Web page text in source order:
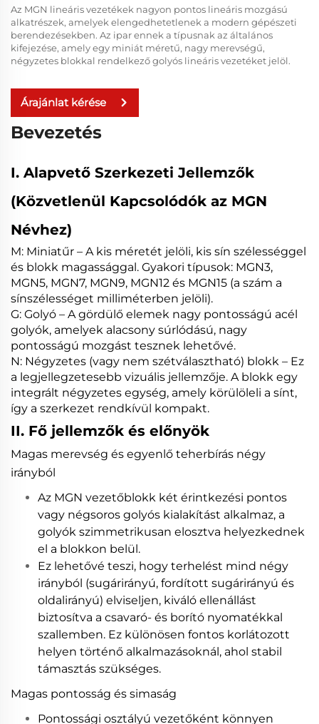
Az MGN lineáris vezetékek nagyon pontos lineáris mozgású
alkatrészek, amelyek elengedhetetlenek a modern gépészeti
berendezésekben. Az ipar ennek a típusnak az általános
kifejezése, amely egy miniát méretű, nagy merevségű,
négyzetes blokkal rendelkező golyós lineáris vezetéket jelöl.
Árajánlat kérése
Bevezetés
I. Alapvető Szerkezeti Jellemzők
(Közvetlenül Kapcsolódók az MGN
Névhez)
M: Miniatűr – A kis méretét jelöli, kis sín szélességgel
és blokk magassággal. Gyakori típusok: MGN3,
MGN5, MGN7, MGN9, MGN12 és MGN15 (a szám a
sínszélességet milliméterben jelöli).
G: Golyó – A gördülő elemek nagy pontosságú acél
golyók, amelyek alacsony súrlódású, nagy
pontosságú mozgást tesznek lehetővé.
N: Négyzetes (vagy nem szétválasztható) blokk – Ez
a legjellegzetesebb vizuális jellemzője. A blokk egy
integrált négyzetes egység, amely körülöleli a sínt,
így a szerkezet rendkívül kompakt.
II. Fő jellemzők és előnyök
Magas merevség és egyenlő teherbírás négy
irányból
Az MGN vezetőblokk két érintkezési pontos
vagy négsoros golyós kialakítást alkalmaz, a
golyók szimmetrikusan elosztva helyezkednek
el a blokkon belül.
Ez lehetővé teszi, hogy terhelést mind négy
irányból (sugárirányú, fordított sugárirányú és
oldalirányú) elviseljen, kiváló ellenállást
biztosítva a csavaró- és borító nyomatékkal
szallemben. Ez különösen fontos korlátozott
helyen történő alkalmazásoknál, ahol stabil
támasztás szükséges.
Magas pontosság és simaság
Pontossági osztályú vezetőként könnyen